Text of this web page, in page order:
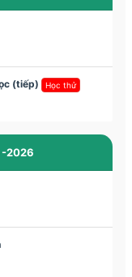
(tiếp) Học thử
-2026